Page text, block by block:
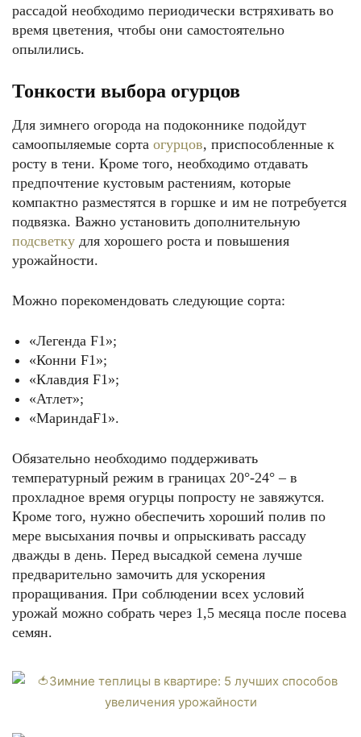
рассадой необходимо периодически встряхивать во
время цветения, чтобы они самостоятельно
опылились.
Тонкости выбора огурцов
Для зимнего огорода на подоконнике подойдут
самоопыляемые сорта огурцов, приспособленные к
росту в тени. Кроме того, необходимо отдавать
предпочтение кустовым растениям, которые
компактно разместятся в горшке и им не потребуется
подвязка. Важно установить дополнительную
подсветку для хорошего роста и повышения
урожайности.
Можно порекомендовать следующие сорта:
«Легенда F1»;
«Конни F1»;
«Клавдия F1»;
«Атлет»;
«МариндаF1».
Обязательно необходимо поддерживать
температурный режим в границах 20°-24° – в
прохладное время огурцы попросту не завяжутся.
Кроме того, нужно обеспечить хороший полив по
мере высыхания почвы и опрыскивать рассаду
дважды в день. Перед высадкой семена лучше
предварительно замочить для ускорения
проращивания. При соблюдении всех условий
урожай можно собрать через 1,5 месяца после посева
семян.